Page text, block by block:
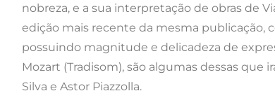
nobreza, e a sua interpretação de obras de
edição mais recente da mesma publicação,
possuindo magnitude e delicadeza de
Mozart (Tradisom), são algumas dessas
Silva e Astor Piazzolla.